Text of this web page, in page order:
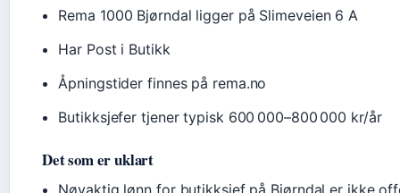
Rema 1000 Bjørndal ligger på Slimeveien 6 A
Har Post i Butikk
Åpningstider finnes på rema.no
Butikksjefer tjener typisk 600 000–800 000 kr/år
Det som er uklart